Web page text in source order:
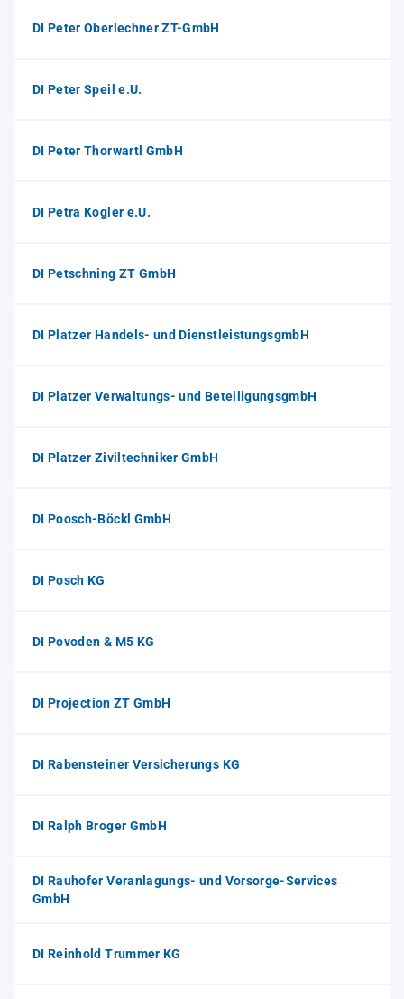
DI Peter Oberlechner ZT-GmbH
DI Peter Speil e.U.
DI Peter Thorwartl GmbH
DI Petra Kogler e.U.
DI Petschning ZT GmbH
DI Platzer Handels- und DienstleistungsgmbH
DI Platzer Verwaltungs- und BeteiligungsgmbH
DI Platzer Ziviltechniker GmbH
DI Poosch-Böckl GmbH
DI Posch KG
DI Povoden & M5 KG
DI Projection ZT GmbH
DI Rabensteiner Versicherungs KG
DI Ralph Broger GmbH
DI Rauhofer Veranlagungs- und Vorsorge-Services
GmbH
DI Reinhold Trummer KG